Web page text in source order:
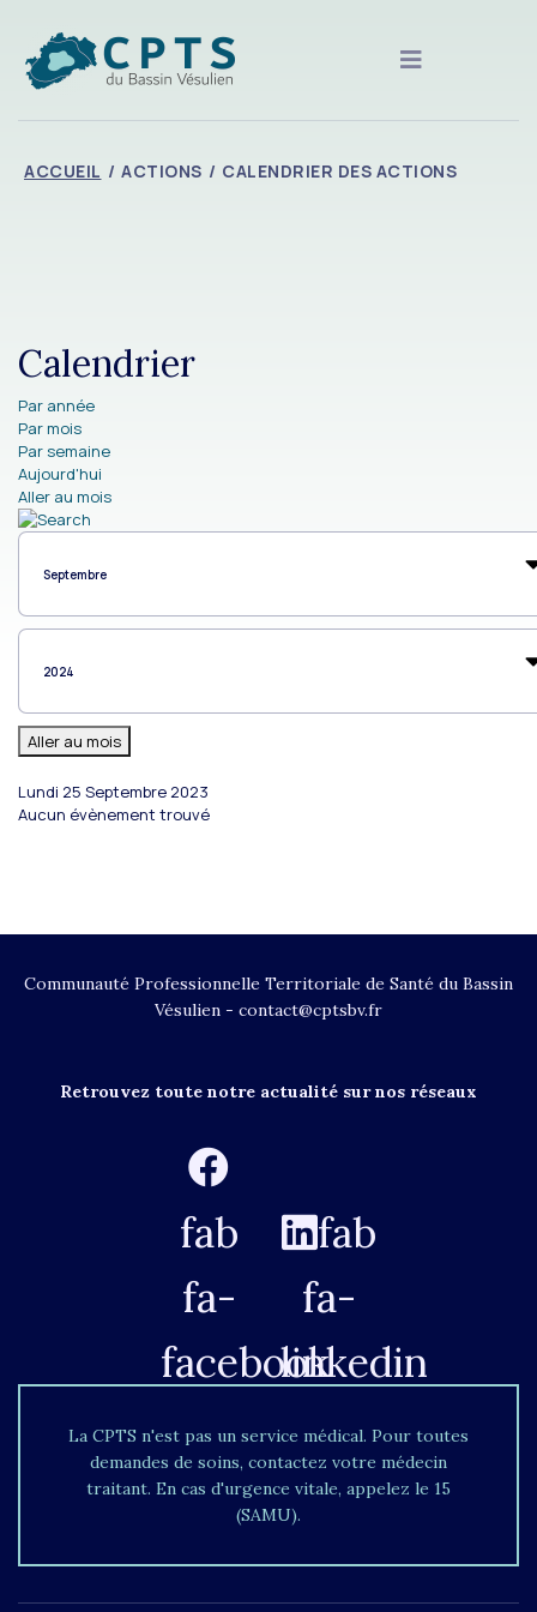
ACCUEIL ACTIONS CALENDRIER DES ACTIONS
Calendrier
Par année
Par mois
Par semaine
Aujourd'hui
Aller au mois
Aller au mois
Lundi 25 Septembre 2023
Aucun évènement trouvé
Communauté Professionnelle Territoriale de Santé du Bassin
Vésulien - contact@cptsbv.fr
Retrouvez toute notre actualité sur nos réseaux
fab
fa-
facebook
fab
fa-
linkedin
La CPTS n'est pas un service médical. Pour toutes
demandes de soins, contactez votre médecin
traitant. En cas d'urgence vitale, appelez le 15
(SAMU).